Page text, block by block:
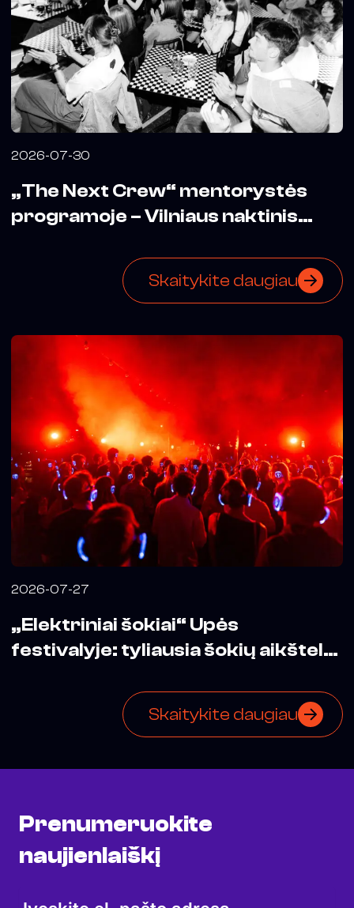
2026-07-30
„The Next Crew“ mentorystės
programoje – Vilniaus naktinis
Skaitykite daugiau
2026-07-27
„Elektriniai šokiai“ Upės
festivalyje: tyliausia šokių aikštelė
Skaitykite daugiau
Prenumeruokite
naujienlaiškį